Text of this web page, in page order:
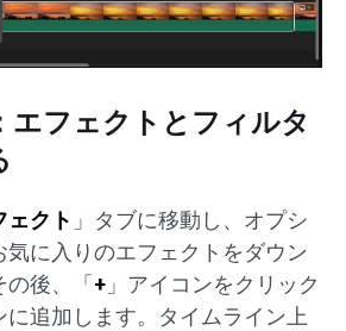
エフェクトとフィルタ
ェクト 」タブに移動し、オプシ
気に入りのエフェクトをダウン
後、「 + 」アイコンをクリック
に追加します。タイムライン上